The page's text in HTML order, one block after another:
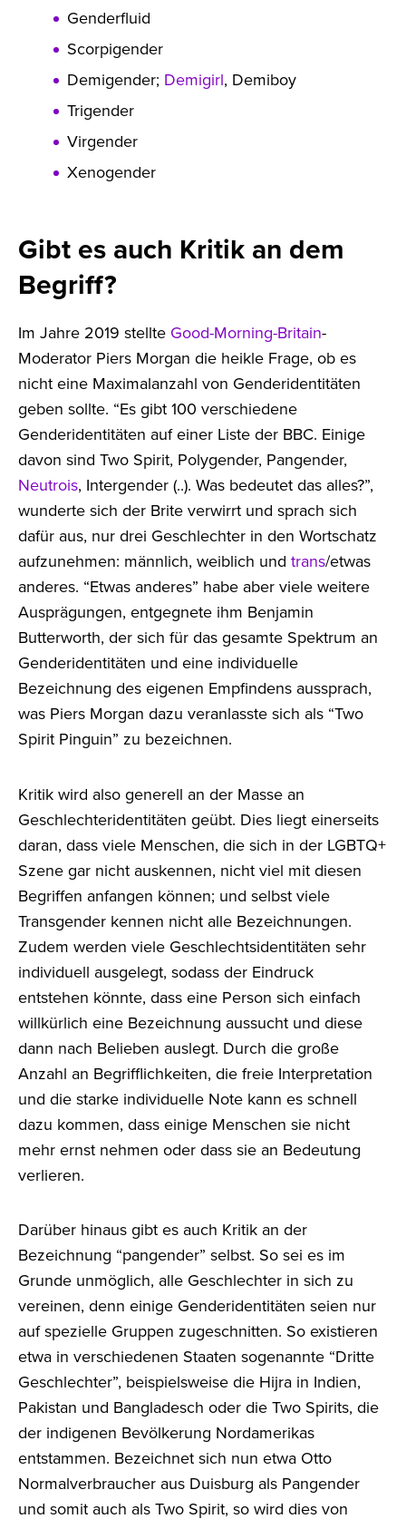
Genderfluid
Scorpigender
Demigender; Demigirl, Demiboy
Trigender
Virgender
Xenogender
Gibt es auch Kritik an dem
Begriff?
Im Jahre 2019 stellte Good-Morning-Britain-
Moderator Piers Morgan die heikle Frage, ob es
nicht eine Maximalanzahl von Genderidentitäten
geben sollte. “Es gibt 100 verschiedene
Genderidentitäten auf einer Liste der BBC. Einige
davon sind Two Spirit, Polygender, Pangender,
Neutrois, Intergender (..). Was bedeutet das alles?”,
wunderte sich der Brite verwirrt und sprach sich
dafür aus, nur drei Geschlechter in den Wortschatz
aufzunehmen: männlich, weiblich und trans/etwas
anderes. “Etwas anderes” habe aber viele weitere
Ausprägungen, entgegnete ihm Benjamin
Butterworth, der sich für das gesamte Spektrum an
Genderidentitäten und eine individuelle
Bezeichnung des eigenen Empfindens aussprach,
was Piers Morgan dazu veranlasste sich als “Two
Spirit Pinguin” zu bezeichnen.
Kritik wird also generell an der Masse an
Geschlechteridentitäten geübt. Dies liegt einerseits
daran, dass viele Menschen, die sich in der LGBTQ+
Szene gar nicht auskennen, nicht viel mit diesen
Begriffen anfangen können; und selbst viele
Transgender kennen nicht alle Bezeichnungen.
Zudem werden viele Geschlechtsidentitäten sehr
individuell ausgelegt, sodass der Eindruck
entstehen könnte, dass eine Person sich einfach
willkürlich eine Bezeichnung aussucht und diese
dann nach Belieben auslegt. Durch die große
Anzahl an Begrifflichkeiten, die freie Interpretation
und die starke individuelle Note kann es schnell
dazu kommen, dass einige Menschen sie nicht
mehr ernst nehmen oder dass sie an Bedeutung
verlieren.
Darüber hinaus gibt es auch Kritik an der
Bezeichnung “pangender” selbst. So sei es im
Grunde unmöglich, alle Geschlechter in sich zu
vereinen, denn einige Genderidentitäten seien nur
auf spezielle Gruppen zugeschnitten. So existieren
etwa in verschiedenen Staaten sogenannte “Dritte
Geschlechter”, beispielsweise die Hijra in Indien,
Pakistan und Bangladesch oder die Two Spirits, die
der indigenen Bevölkerung Nordamerikas
entstammen. Bezeichnet sich nun etwa Otto
Normalverbraucher aus Duisburg als Pangender
und somit auch als Two Spirit, so wird dies von